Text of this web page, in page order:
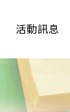
活動訊息